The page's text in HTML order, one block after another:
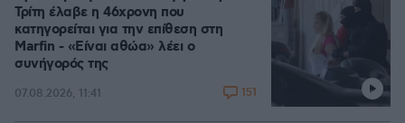
Τρίτη έλαβε η 46χρονη που
κατηγορείται για την επίθεση στη
Marfin - «Είναι αθώα» λέει ο
συνήγορός της
07.08.2026, 11:41 151